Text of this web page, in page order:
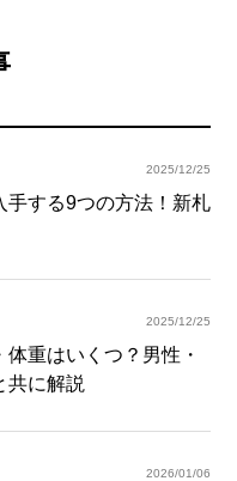
2025/12/25
手する9つの方法！新札
2025/12/25
重はいくつ？男性・
共に解説
2026/01/06